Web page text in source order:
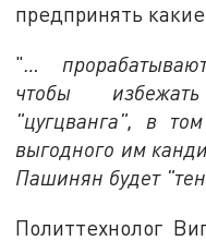
предпринять
"…
чтобы
"цугцванга", в
выгодного им
Пашинян будет
Политтехнолог